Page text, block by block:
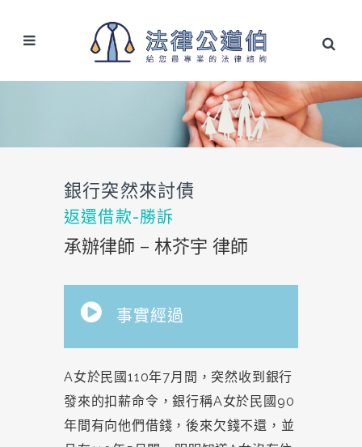
銀行突然來討債
返還借款-勝訴
承辦律師 – 林芥宇 律師
事實經過
A女於民國110年7月間，突然收到銀行
發來的扣薪命令，銀行稱A女於民國90
年間有向他們借錢，後來欠錢不還，並